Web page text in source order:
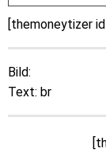
[themoneytizer
Bild:
Text: br